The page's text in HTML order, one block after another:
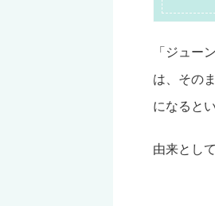
「ジュー
は、その
になると
由来とし